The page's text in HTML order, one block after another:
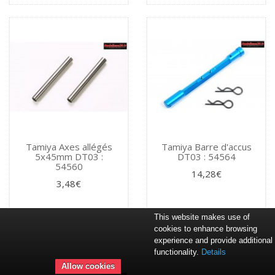
Tamiya Axes allégés
5x45mm DT03 :
54560
3,48€
Tamiya Barre d'accus
DT03 : 54564
14,28€
This website makes use of
cookies to enhance browsing
experience and provide additional
functionality. Details
Allow cookies